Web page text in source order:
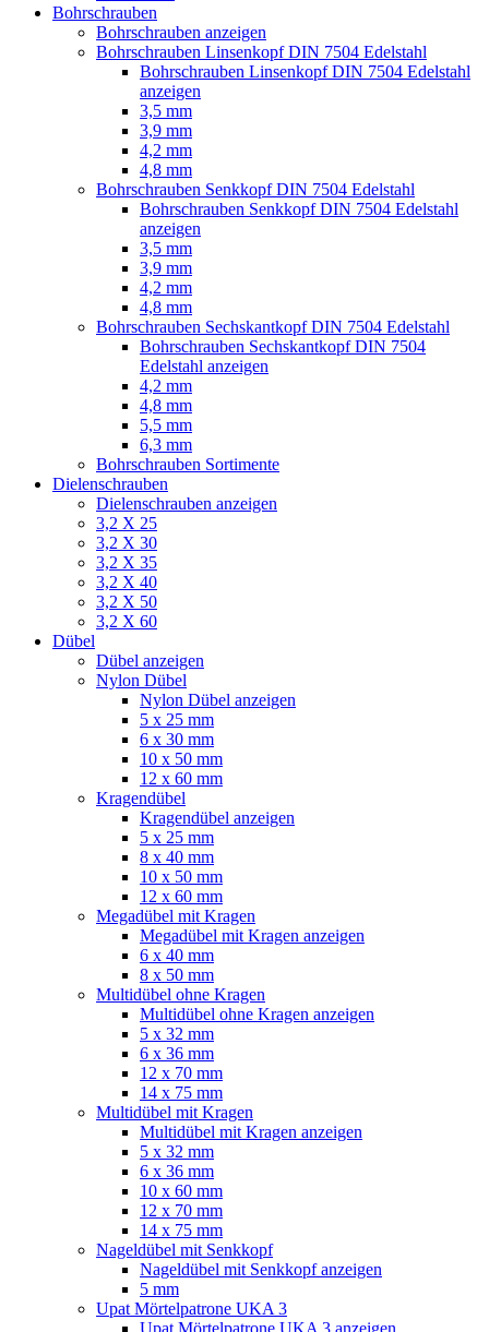
Bohrschrauben
Bohrschrauben anzeigen
Bohrschrauben Linsenkopf DIN 7504 Edelstahl
Bohrschrauben Linsenkopf DIN 7504 Edelstahl
anzeigen
3,5 mm
3,9 mm
4,2 mm
4,8 mm
Bohrschrauben Senkkopf DIN 7504 Edelstahl
Bohrschrauben Senkkopf DIN 7504 Edelstahl
anzeigen
3,5 mm
3,9 mm
4,2 mm
4,8 mm
Bohrschrauben Sechskantkopf DIN 7504 Edelstahl
Bohrschrauben Sechskantkopf DIN 7504
Edelstahl anzeigen
4,2 mm
4,8 mm
5,5 mm
6,3 mm
Bohrschrauben Sortimente
Dielenschrauben
Dielenschrauben anzeigen
3,2 X 25
3,2 X 30
3,2 X 35
3,2 X 40
3,2 X 50
3,2 X 60
Dübel
Dübel anzeigen
Nylon Dübel
Nylon Dübel anzeigen
5 x 25 mm
6 x 30 mm
10 x 50 mm
12 x 60 mm
Kragendübel
Kragendübel anzeigen
5 x 25 mm
8 x 40 mm
10 x 50 mm
12 x 60 mm
Megadübel mit Kragen
Megadübel mit Kragen anzeigen
6 x 40 mm
8 x 50 mm
Multidübel ohne Kragen
Multidübel ohne Kragen anzeigen
5 x 32 mm
6 x 36 mm
12 x 70 mm
14 x 75 mm
Multidübel mit Kragen
Multidübel mit Kragen anzeigen
5 x 32 mm
6 x 36 mm
10 x 60 mm
12 x 70 mm
14 x 75 mm
Nageldübel mit Senkkopf
Nageldübel mit Senkkopf anzeigen
5 mm
Upat Mörtelpatrone UKA 3
Upat Mörtelpatrone UKA 3 anzeigen